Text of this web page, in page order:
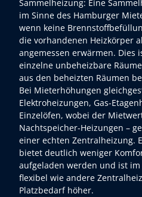
Sammelheizung: Eine
im Sinne des Hamburger
wenn keine
die vorhandenen Heizkörper
angemessen erwärmen. Dies
einzelne unbeheizbare
aus den beheizten Räumen
Bei Mieterhöhungen
Elektroheizungen, Gas-
Einzelöfen, wobei der
Nachtspeicher-Heizungen –
einer echten Zentralheizung.
bietet deutlich weniger
aufgeladen werden und ist
flexibel wie andere
Platzbedarf höher.